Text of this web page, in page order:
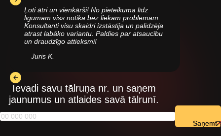
Ļoti ātri un vienkārši! No pieteikuma līdz
līgumam viss notika bez liekām problēmām.
Konsultanti visu skaidri izstāstīja un palīdzēja
atrast labāko variantu. Paldies par atsaucību
un draudzīgo attieksmi!
Juris K.
Ievadi savu tālruņa nr. un saņem
jaunumus un atlaides savā tālrunī.